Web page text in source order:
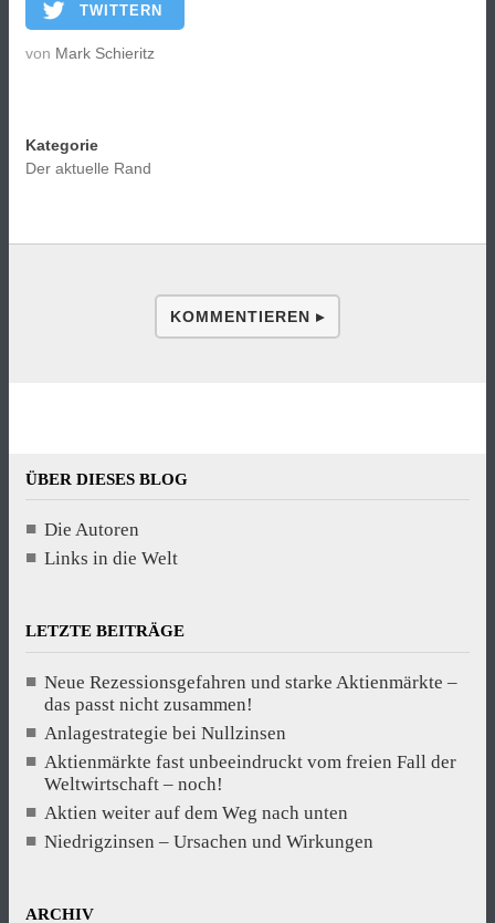
TWITTERN
von Mark Schieritz
Kategorie
Der aktuelle Rand
KOMMENTIEREN ▸
ÜBER DIESES BLOG
Die Autoren
Links in die Welt
LETZTE BEITRÄGE
Neue Rezessionsgefahren und starke Aktienmärkte –
das passt nicht zusammen!
Anlagestrategie bei Nullzinsen
Aktienmärkte fast unbeeindruckt vom freien Fall der
Weltwirtschaft – noch!
Aktien weiter auf dem Weg nach unten
Niedrigzinsen – Ursachen und Wirkungen
ARCHIV